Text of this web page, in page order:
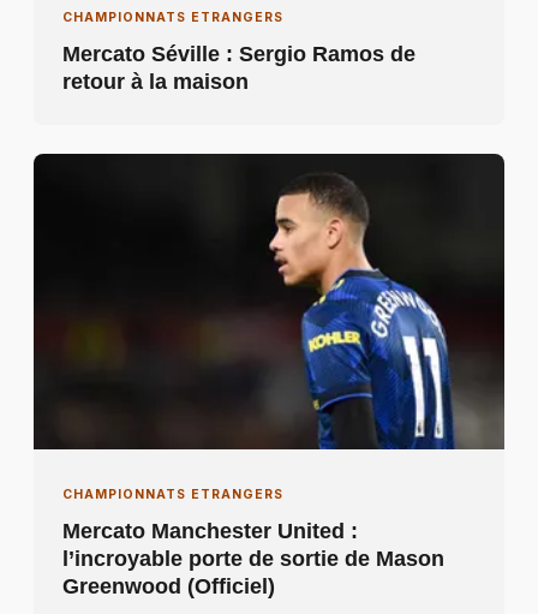
CHAMPIONNATS ETRANGERS
Mercato Séville : Sergio Ramos de
retour à la maison
CHAMPIONNATS ETRANGERS
Mercato Manchester United :
l’incroyable porte de sortie de Mason
Greenwood (Officiel)